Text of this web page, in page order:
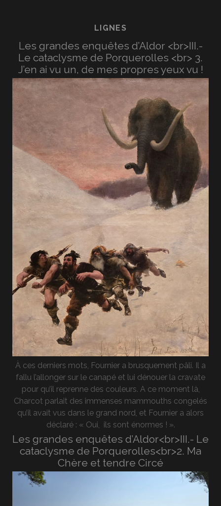
LIGNES
Les grandes enquêtes d’Aldor <br>III.-
Le cataclysme de Porquerolles <br> 3.
J’en ai vu un, de mes propres yeux vu !
À ces derniers mots, Fournier a brusquement pâli. Il a
fallu l’allonger sur le canapé et lui dénouer la cravate
pour qu’il reprenne des couleurs. A ce moment là,
Charcot parlait des immenses mammouths congelés
qu’il avait vus dans le grand nord, et Fournier a alors
déclaré : « Oui, ils sont énormes ! ».
Les grandes enquêtes d’Aldor<br>III.- Le
cataclysme de Porquerolles<br>2. Ma
Chère et tendre Circé